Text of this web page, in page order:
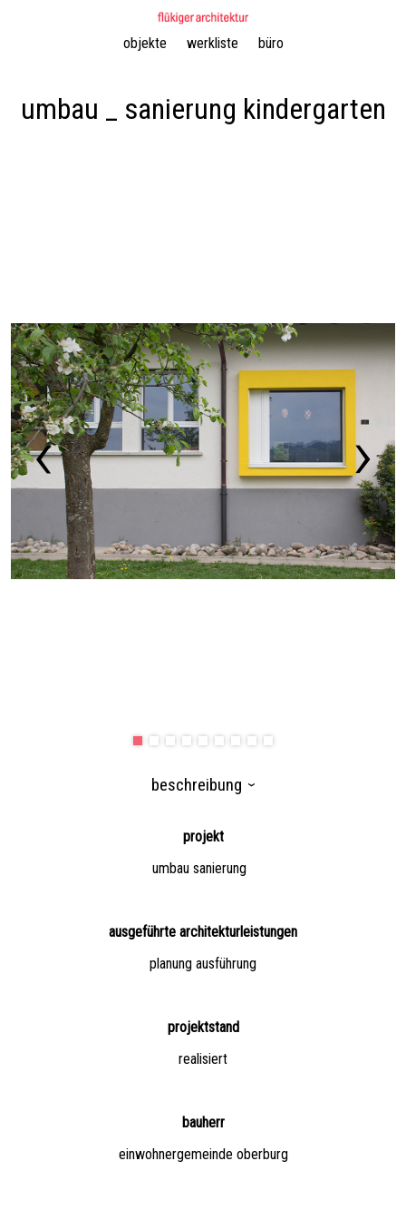
Navigation
objekte werkliste büro
umbau _ sanierung kindergarten
beschreibung ›
projekt
umbau sanierung
ausgeführte architekturleistungen
planung ausführung
projektstand
realisiert
bauherr
einwohnergemeinde oberburg